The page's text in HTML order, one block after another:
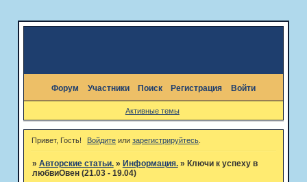
Форум Участники Поиск Регистрация Войти
Активные темы
Привет, Гость! Войдите илизарегистрируйтесь
» Авторские статьи. » Информация. » Ключи к успеху в
любвиОвен (21.03 - 19.04)